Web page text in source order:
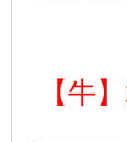
【牛